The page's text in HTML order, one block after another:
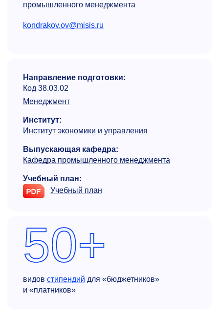
промышленного менеджмента
kondrakov.ov@misis.ru
Направление подготовки:
Код 38.03.02
Менеджмент
Институт:
Институт экономики и управления
Выпускающая кафедра:
Кафедра промышленного менеджмента
Учебный план:
Учебный план
50+
видов стипендий для «бюджетников»
и «платников»